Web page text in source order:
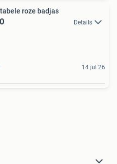
roze badjas
Details
14 jul 26